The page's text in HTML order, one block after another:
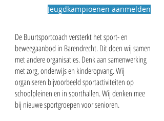
Jeugdkampioenen aanmelden
De Buurtsportcoach versterkt het sport- en
beweegaanbod in Barendrecht. Dit doen wij samen
met andere organisaties. Denk aan samenwerking
met zorg, onderwijs en kinderopvang. Wij
organiseren bijvoorbeeld sportactiviteiten op
schoolpleinen en in sporthallen. Wij denken mee
bij nieuwe sportgroepen voor senioren.